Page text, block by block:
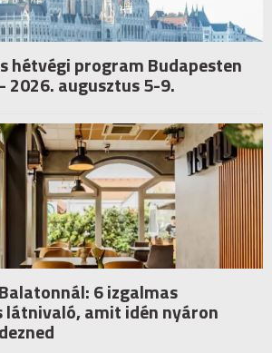
hétvégi program Budapesten
2026. augusztus 5-9.
6 izgalmas
látnivaló, amit idén nyáron